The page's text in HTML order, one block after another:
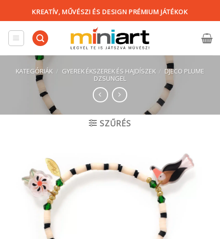
content
KREATÍV, MŰVÉSZI ÉS DESIGN PRÉMIUM JÁTÉKOK
KATEGÓRIÁK / GYEREK ÉKSZEREK ÉS HAJDÍSZEK / DJECO PLUME
DZSUNGEL
SZŰRÉS